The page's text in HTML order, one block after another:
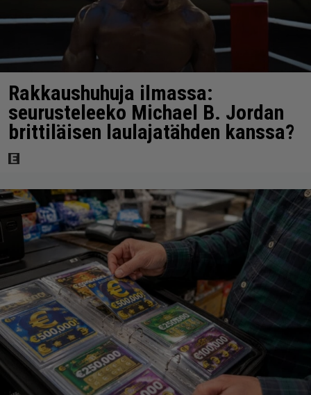
Rakkaushuhuja ilmassa:
seurusteleeko Michael B. Jordan
brittiläisen laulajatähden kanssa?